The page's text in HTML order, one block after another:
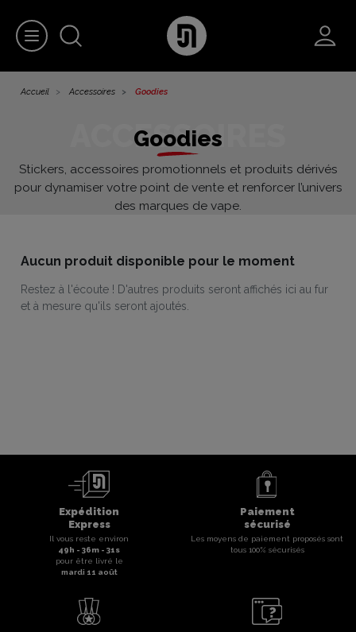
Accueil Accessoires Goodies
Goodies
Stickers, accessoires promotionnels et produits dérivés
pour dynamiser votre point de vente et renforcer l’univers
des marques de vape.
Aucun produit disponible pour le moment
Restez à l'écoute ! D'autres produits seront affichés ici au fur
et à mesure qu'ils seront ajoutés.
Expédition
Express
Il vous reste environ
49h - 36m - 31s
pour être livré le
mardi 11 août
Paiement
sécurisé
Les moyens de paiement proposés sont
tous 100% sécurisés